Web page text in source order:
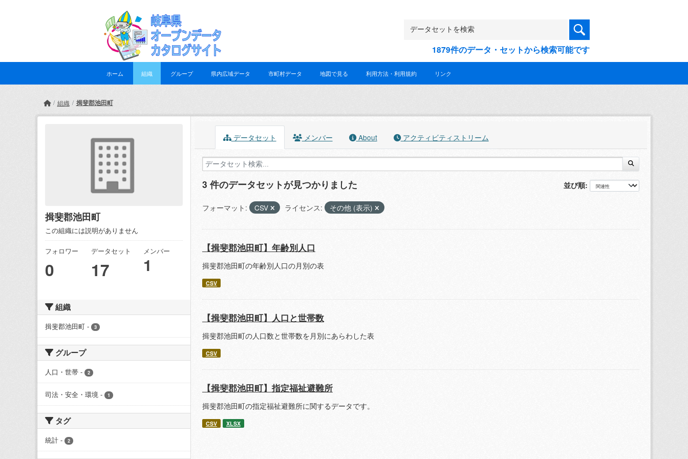
1879件のデータ・セットから検索可能です
ホーム 組織 グループ 県内広域データ 市町村データ 地図で見る 利用方法・利用規約 リンク
組織 揖斐郡池田町
揖斐郡池田町
この組織には説明がありません
フォロワー
0
データセット
17
メンバー
1
組織
揖斐郡池田町 - 3
グループ
人口・世帯 - 2
司法・安全・環境 - 1
タグ
統計 - 2
データセット メンバー About アクティビティストリーム
並び順
3 件のデータセットが見つかりました
フォーマット: CSV ライセンス: その他 (表示)
【揖斐郡池田町】年齢別人口
揖斐郡池田町の年齢別人口の月別の表
CSV
【揖斐郡池田町】人口と世帯数
揖斐郡池田町の人口数と世帯数を月別にあらわした表
CSV
【揖斐郡池田町】指定福祉避難所
揖斐郡池田町の指定福祉避難所に関するデータです。
CSV XLSX